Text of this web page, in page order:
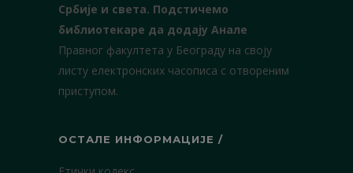
Србије и света. Подстичемо
библиотекаре да додају Анале
Правног факултета у Београду на своју
листу електронских часописа с отвореним
приступом.
ОСТАЛЕ ИНФОРМАЦИЈЕ /